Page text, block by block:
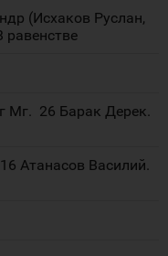
(Исхаков Руслан,
Мг. 26 Барак Дерек.
Атанасов Василий.